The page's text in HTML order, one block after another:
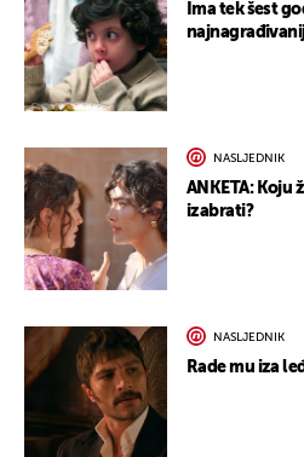
Ima tek šest
NASLJEDNIK
ANKETA: Koju
izabrati?
NASLJEDNIK
Rade mu iza